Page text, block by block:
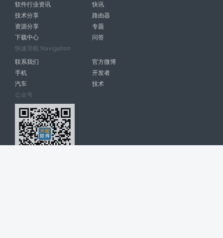
软件行业资讯
快讯
技术分享
路由器
资源分享
专题
下载中心
问答
快速导航 Navigation
联系我们
官方微博
手机
开发者
汽车
技术
公众号